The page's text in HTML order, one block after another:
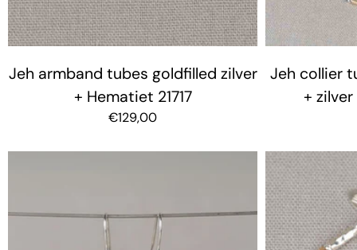
Jeh armband tubes goldfilled zilver
+ Hematiet 21717
€129,00
Jeh collier
+ zilver